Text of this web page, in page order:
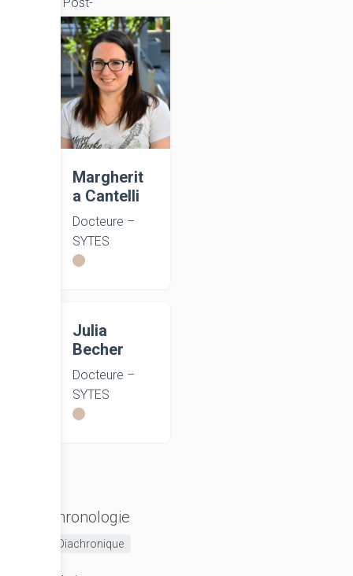
doctorante,
CNRS
Margherit
a Cantelli
Docteure –
SYTES
Julia
Becher
Docteure –
SYTES
Chronologie
Diachronique